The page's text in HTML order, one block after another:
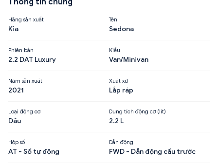
Hãng sản xuất
Kia
Tên
Sedona
Phiên bản
2.2 DAT Luxury
Kiểu
Van/Minivan
Năm sản xuất
2021
Xuất xứ
Lắp ráp
Loại động cơ
Dầu
Dung tích động cơ (lít)
2.2 L
Hộp số
AT - Số tự động
Dẫn động
FWD - Dẫn động cầu trước